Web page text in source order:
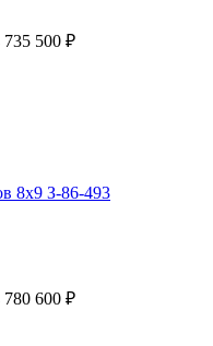
735 500 ₽
8х9 З-86-493
780 600 ₽